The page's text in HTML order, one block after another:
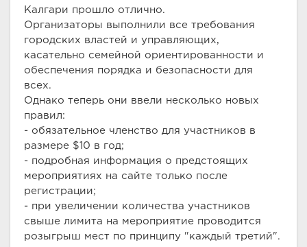
Калгари прошло отлично.
Организаторы выполнили все требования
городских властей и управляющих,
касательно семейной ориентированности и
обеспечения порядка и безопасности для
всех.
Однако теперь они ввели несколько новых
правил:
- обязательное членство для участников в
размере $10 в год;
- подробная информация о предстоящих
мероприятиях на сайте только после
регистрации;
- при увеличении количества участников
свыше лимита на мероприятие проводится
розыгрыш мест по принципу "каждый третий".